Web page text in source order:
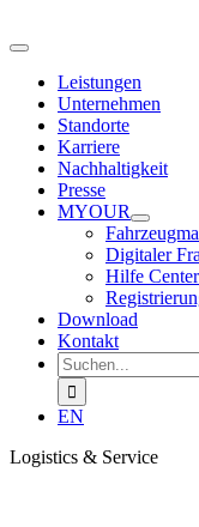
Inhalt
Toggle
NavigationLeistungen
Unternehmen
Standorte
Karriere
Nachhaltigkeit
Presse
MYOUR
Digitaler
Hilfe
Download
Kontakt
Suche
nach:
EN
Logistics & Service